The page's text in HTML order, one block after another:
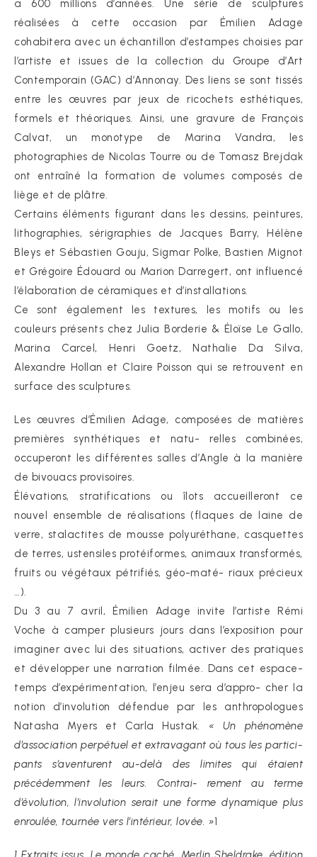
a 600 millions d’années. Une série de sculptures
réalisées à cette occasion par Émilien Adage
cohabitera avec un échantillon d’estampes choisies par
l’artiste et issues de la collection du Groupe d’Art
Contemporain (GAC) d’Annonay. Des liens se sont tissés
entre les œuvres par jeux de ricochets esthétiques,
formels et théoriques. Ainsi, une gravure de François
Calvat, un monotype de Marina Vandra, les
photographies de Nicolas Tourre ou de Tomasz Brejdak
ont entraîné la formation de volumes composés de
liège et de plâtre.
Certains éléments figurant dans les dessins, peintures,
lithographies, sérigraphies de Jacques Barry, Hélène
Bleys et Sébastien Gouju, Sigmar Polke, Bastien Mignot
et Grégoire Édouard ou Marion Darregert, ont influencé
l’élaboration de céramiques et d’installations.
Ce sont également les textures, les motifs ou les
couleurs présents chez Julia Borderie & Éloïse Le Gallo,
Marina Carcel, Henri Goetz, Nathalie Da Silva,
Alexandre Hollan et Claire Poisson qui se retrouvent en
surface des sculptures.
Les œuvres d’Émilien Adage, composées de matières
premières synthétiques et natu- relles combinées,
occuperont les différentes salles d’Angle à la manière
de bivouacs provisoires.
Élévations, stratifications ou îlots accueilleront ce
nouvel ensemble de réalisations (flaques de laine de
verre, stalactites de mousse polyuréthane, casquettes
de terres, ustensiles protéiformes, animaux transformés,
fruits ou végétaux pétrifiés, géo-maté- riaux précieux
…).
Du 3 au 7 avril, Émilien Adage invite l’artiste Rémi
Voche à camper plusieurs jours dans l’exposition pour
imaginer avec lui des situations, activer des pratiques
et développer une narration filmée. Dans cet espace-
temps d’expérimentation, l’enjeu sera d’appro- cher la
notion d’involution défendue par les anthropologues
Natasha Myers et Carla Hustak. « Un phénomène
d’association perpétuel et extravagant où tous les partici-
pants s’aventurent au-delà des limites qui étaient
précédemment les leurs. Contrai- rement au terme
d’évolution, l’involution serait une forme dynamique plus
enroulée, tournée vers l’intérieur, lovée. »1